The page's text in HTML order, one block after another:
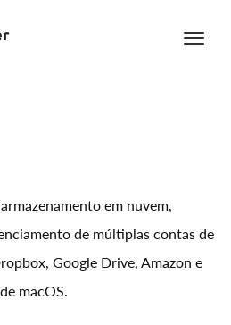
em nuvem,
de múltiplas contas de
Google Drive, Amazon e
macOS.